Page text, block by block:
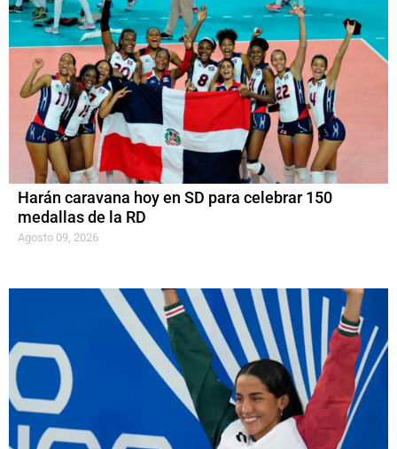
Harán caravana hoy en SD para celebrar 150
medallas de la RD
Agosto 09, 2026